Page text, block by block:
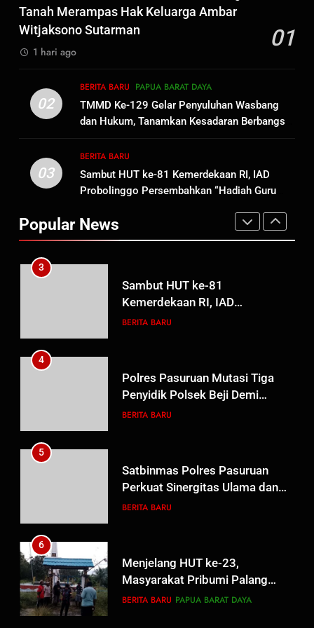
Tanah Merampas Hak Keluarga Ambar
Witjaksono Sutarman
01
1 hari ago
02
BERITA BARU PAPUA BARAT DAYA
TMMD Ke-129 Gelar Penyuluhan Wasbang
dan Hukum, Tanamkan Kesadaran Berbangsa
serta Taat Aturan di Kampung Sesor
03
BERITA BARU
Sambut HUT ke-81 Kemerdekaan RI, IAD
Probolinggo Persembahkan “Hadiah Guru
Guru Non-ASN sebagai Pahlawan Bangsa
Popular News
Dansatgas TMMD dan Ketua
Persit Hadirkan Kebahagiaan
bagi Mama-Mama dan Anak-
Oknum Polisi Kebon Jeruk Jadi
Backing Mafia Tanah Merampas
Sutarman
BERITA BARU HUKUM DAN KRIMINAL
2
TMMD Ke-129 Gelar Penyuluhan
Wasbang dan Hukum,
Tanamkan Kesadaran
Berbangsa serta Taat Aturan di
PAPUA BARAT DAYA
3
Sambut HUT ke-81
Kemerdekaan RI, IAD
Probolinggo Persembahkan
Pahlawan Bangsa
BERITA BARU
4
Polres Pasuruan Mutasi Tiga
Penyidik Polsek Beji Demi
Efektivitas dan Kelancaran
BERITA BARU
5
Satbinmas Polres Pasuruan
Perkuat Sinergitas Ulama dan
Umara Melalui Program Rabu
BERITA BARU
6
Menjelang HUT ke-23,
Masyarakat Pribumi Palang
Tugu Sejarah Trikora
BERITA BARU PAPUA BARAT DAYA